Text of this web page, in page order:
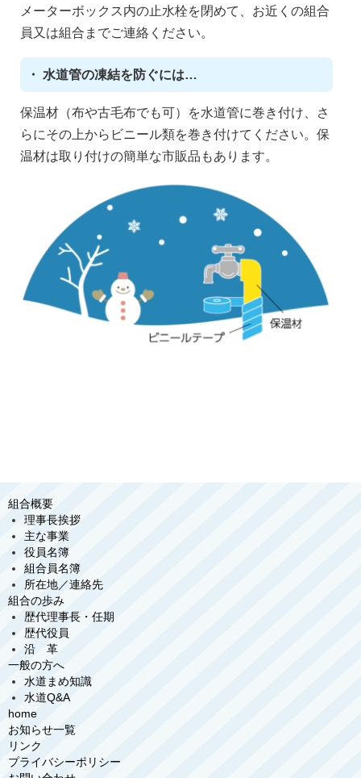
メーターボックス内の止水栓を閉めて、お近くの組合
員又は組合までご連絡ください。
・ 水道管の凍結を防ぐには…
保温材（布や古毛布でも可）を水道管に巻き付け、さ
らにその上からビニール類を巻き付けてください。保
温材は取り付けの簡単な市販品もあります。
組合概要
理事長挨拶
主な事業
役員名簿
組合員名簿
所在地／連絡先
組合の歩み
歴代理事長・任期
歴代役員
沿 革
一般の方へ
水道まめ知識
水道Q&A
home
お知らせ一覧
リンク
プライバシーポリシー